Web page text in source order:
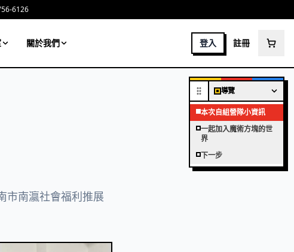
導覽
本次自組營隊小資訊
一起加入魔術方塊的世
界
下一步
6126
關於我們 登入 註冊
市南瀛社會福利推展